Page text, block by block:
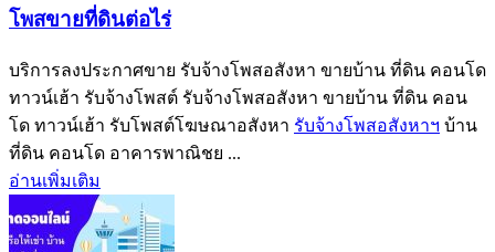
โพสขายที่ดินต่อไร่
บริการลงประกาศขาย รับจ้างโพสอสังหา ขายบ้าน ที่ดิน คอนโด
ทาวน์เฮ้า รับจ้างโพสต์ รับจ้างโพสอสังหา ขายบ้าน ที่ดิน คอน
โด ทาวน์เฮ้า รับโพสต์โฆษณาอสังหา รับจ้างโพสอสังหาฯ บ้าน
ที่ดิน คอนโด อาคารพาณิชย ...
อ่านเพิ่มเติม